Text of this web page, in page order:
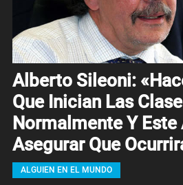
Alberto Sileoni:
Que Inician Las
Normalmente Y
Asegurar Que
ALGUIEN EN EL MUNDO